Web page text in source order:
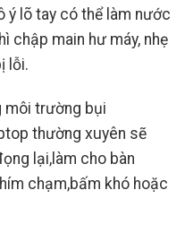
ý lõ tay có thể làm nước
chập main hư máy, nhẹ
lỗi.
môi trường bụi
thường xuyên sẽ
lại,làm cho bàn
chạm,bấm khó hoặc